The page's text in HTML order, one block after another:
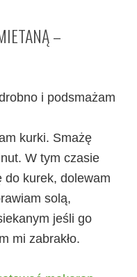
–
i podsmażam
kurki. Smażę
W tym czasie
do kurek, dolewam
solą,
jeśli go
mi zabrakło.